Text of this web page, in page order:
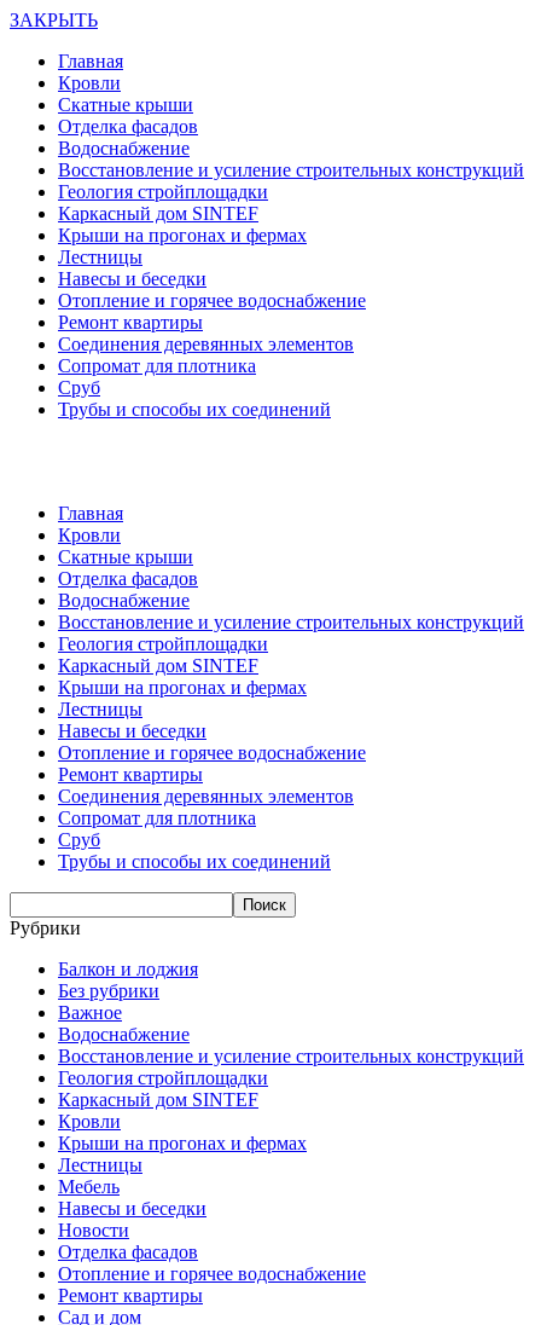
ЗАКРЫТЬ
Главная
Кровли
Скатные крыши
Отделка фасадов
Водоснабжение
Восстановление и усиление строительных конструкций
Геология стройплощадки
Каркасный дом SINTEF
Крыши на прогонах и фермах
Лестницы
Навесы и беседки
Отопление и горячее водоснабжение
Ремонт квартиры
Соединения деревянных элементов
Сопромат для плотника
Сруб
Трубы и способы их соединений
Главная
Кровли
Скатные крыши
Отделка фасадов
Водоснабжение
Восстановление и усиление строительных конструкций
Геология стройплощадки
Каркасный дом SINTEF
Крыши на прогонах и фермах
Лестницы
Навесы и беседки
Отопление и горячее водоснабжение
Ремонт квартиры
Соединения деревянных элементов
Сопромат для плотника
Сруб
Трубы и способы их соединений
Рубрики
Балкон и лоджия
Без рубрики
Важное
Водоснабжение
Восстановление и усиление строительных конструкций
Геология стройплощадки
Каркасный дом SINTEF
Кровли
Крыши на прогонах и фермах
Лестницы
Мебель
Навесы и беседки
Новости
Отделка фасадов
Отопление и горячее водоснабжение
Ремонт квартиры
Сад и дом